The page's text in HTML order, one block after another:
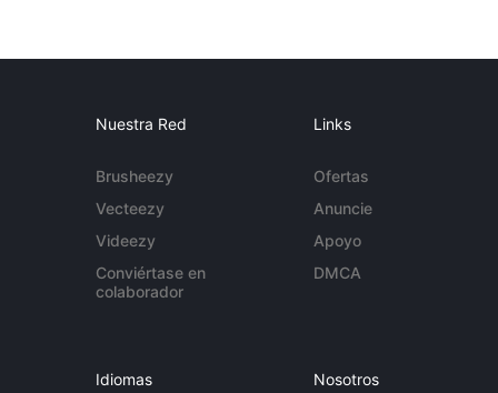
Nuestra Red
Brusheezy
Vecteezy
Videezy
Conviértase en
colaborador
Links
Ofertas
Anuncie
Apoyo
DMCA
Idiomas Nosotros